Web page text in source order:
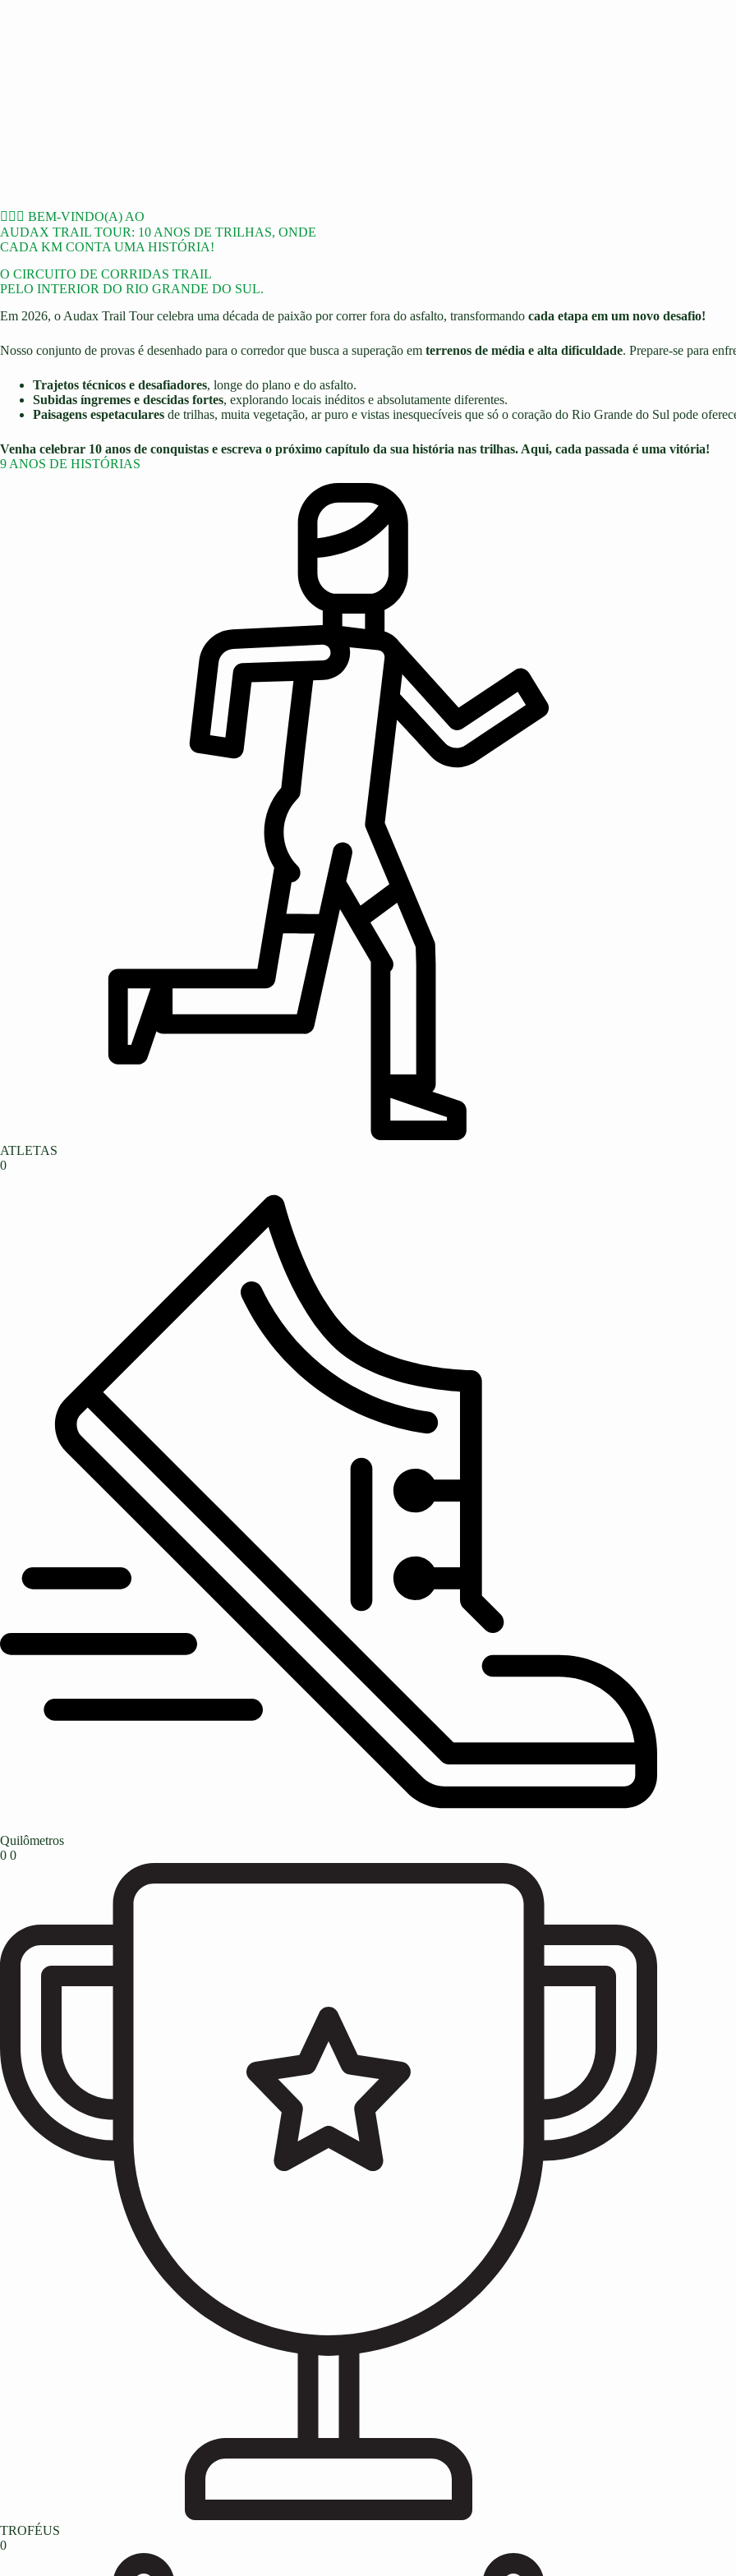
🏃‍♀️⛰️ BEM-VINDO(A) AO
AUDAX TRAIL TOUR: 10 ANOS DE TRILHAS, ONDE
CADA KM CONTA UMA HISTÓRIA!
O CIRCUITO DE CORRIDAS TRAIL
PELO INTERIOR DO RIO GRANDE DO SUL.
Em 2026, o Audax Trail Tour celebra uma década de paixão por correr fora do asfalto, transformando cada etapa em um novo desafio!
Nosso conjunto de provas é desenhado para o corredor que busca a superação em terrenos de média e alta dificuldade. Prepare-se para
Trajetos técnicos e desafiadores, longe do plano e do asfalto.
Subidas íngremes e descidas fortes, explorando locais inéditos e absolutamente diferentes.
Paisagens espetaculares de trilhas, muita vegetação, ar puro e vistas inesquecíveis que só o coração do Rio Grande do Sul pode
Venha celebrar 10 anos de conquistas e escreva o próximo capítulo da sua história nas trilhas. Aqui, cada passada é uma vitória!
9 ANOS DE HISTÓRIAS
ATLETAS
0
Quilômetros
0 0
TROFÉUS
0